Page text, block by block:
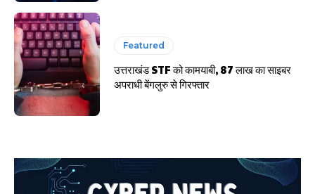
Featured
उत्तराखंड STF को कामयाबी, 87 लाख का साइबर
अपराधी बेंगलुरु से गिरफ्तार